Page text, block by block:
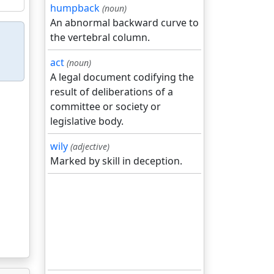
humpback (noun)
An abnormal backward curve to
the vertebral column.
act (noun)
A legal document codifying the
result of deliberations of a
committee or society or
legislative body.
wily (adjective)
Marked by skill in deception.